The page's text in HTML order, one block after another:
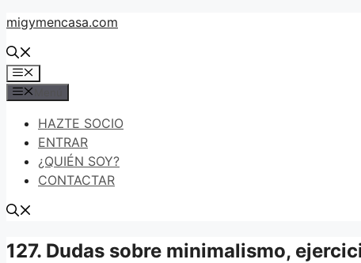
Saltar
contenido
migymencasa.com
Menú
HAZTE SOCIO
ENTRAR
¿QUIÉN SOY?
CONTACTAR
127. Dudas sobre minimalismo,